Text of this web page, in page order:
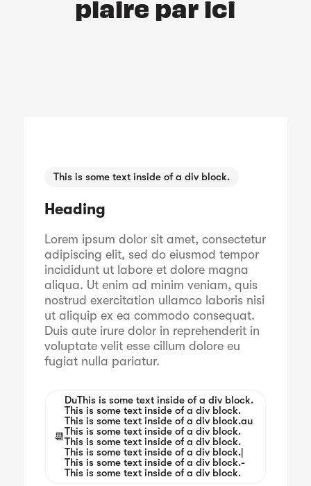
plaire par ici
This is some text inside of a div block.
Heading
Lorem ipsum dolor sit amet, consectetur
adipiscing elit, sed do eiusmod tempor
incididunt ut labore et dolore magna
aliqua. Ut enim ad minim veniam, quis
nostrud exercitation ullamco laboris nisi
ut aliquip ex ea commodo consequat.
Duis aute irure dolor in reprehenderit in
voluptate velit esse cillum dolore eu
fugiat nulla pariatur.
📆
DuThis is some text inside of a div block.
This is some text inside of a div block.
This is some text inside of a div block.au
This is some text inside of a div block.
This is some text inside of a div block.
This is some text inside of a div block.|
This is some text inside of a div block.-
This is some text inside of a div block.